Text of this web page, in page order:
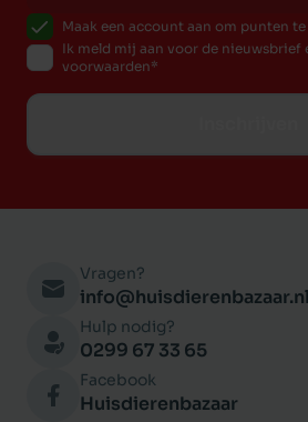
Maak een account aan om punten
Ik meld mij aan voor de nieuwsbrief
voorwaarden
Vragen?
info@huisdierenbazaar.nl
Hulp nodig?
0299 67 33 65
Facebook
Huisdierenbazaar